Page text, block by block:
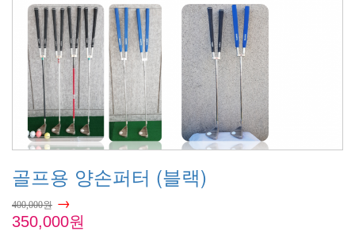
골프용 양손퍼터 (블랙)
400,000원 →
350,000원